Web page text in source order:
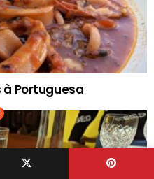
à Portuguesa